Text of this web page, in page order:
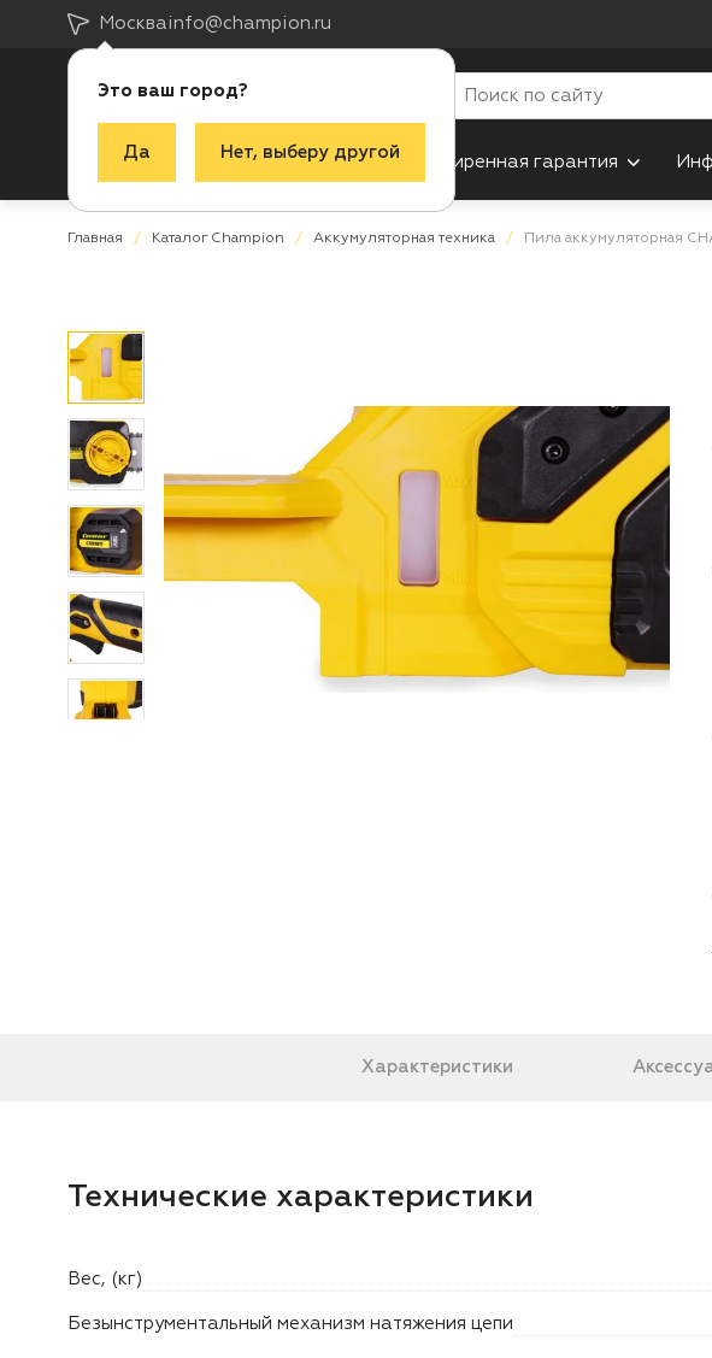
Москва
Это ваш город?
Да Нет, выберу другой
info@champion.ru
Каталог Акции Новинки Расширенная гарантия
Главная Каталог Champion Аккумуляторная техника Пила аккумуляторная
Характеристики
Технические характеристики
Вес, (кг)
Безынструментальный механизм натяжения цепи